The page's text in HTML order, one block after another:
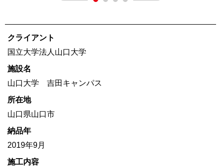
クライアント
国立大学法人山口大学
施設名
山口大学 吉田キャンパス
所在地
山口県山口市
納品年
2019年9月
施工内容